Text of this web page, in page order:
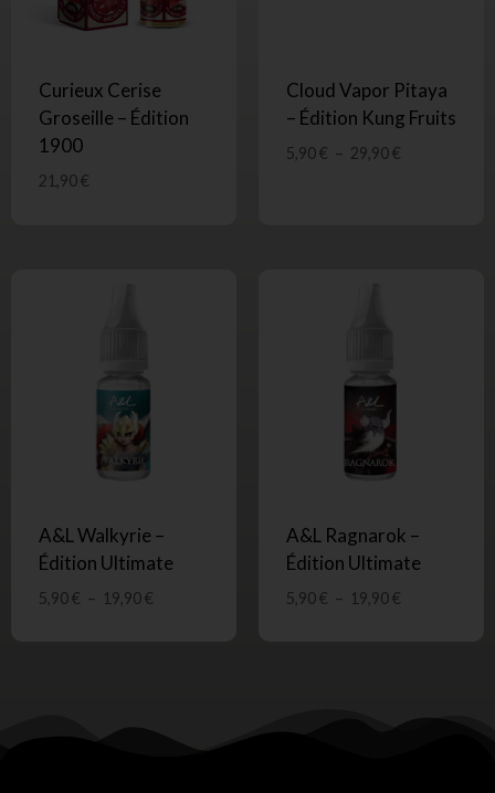
Curieux Cerise
Groseille – Édition
1900
21,90€
Cloud Vapor Pitaya
– Édition Kung Fruits
5,90€ – 29,90€
A&L Walkyrie –
Édition Ultimate
5,90€ – 19,90€
A&L Ragnarok –
Édition Ultimate
5,90€ – 19,90€